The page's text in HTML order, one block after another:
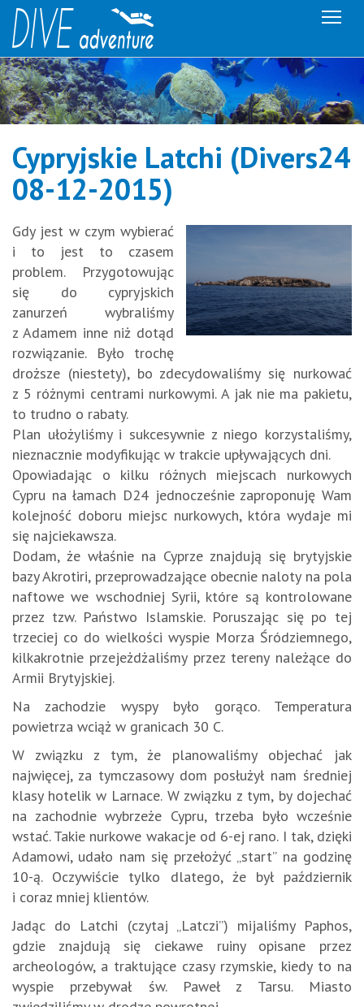
Cypryjskie Latchi (Divers24
08-12-2015)
Gdy jest w czym wybierać
i to jest to czasem
problem. Przygotowując
się do cypryjskich
zanurzeń wybraliśmy
z Adamem inne niż dotąd
rozwiązanie. Było trochę
droższe (niestety), bo zdecydowaliśmy się nurkować
z 5 różnymi centrami nurkowymi. A jak nie ma pakietu,
to trudno o rabaty.
Plan ułożyliśmy i sukcesywnie z niego korzystaliśmy,
nieznacznie modyfikując w trakcie upływających dni.
Opowiadając o kilku różnych miejscach nurkowych
Cypru na łamach D24 jednocześnie zaproponuję Wam
kolejność doboru miejsc nurkowych, która wydaje mi
się najciekawsza.
Dodam, że właśnie na Cyprze znajdują się brytyjskie
bazy Akrotiri, przeprowadzające obecnie naloty na pola
naftowe we wschodniej Syrii, które są kontrolowane
przez tzw. Państwo Islamskie. Poruszając się po tej
trzeciej co do wielkości wyspie Morza Śródziemnego,
kilkakrotnie przejeżdżaliśmy przez tereny należące do
Armii Brytyjskiej.
Na zachodzie wyspy było gorąco. Temperatura
powietrza wciąż w granicach 30 C.
W związku z tym, że planowaliśmy objechać jak
najwięcej, za tymczasowy dom posłużył nam średniej
klasy hotelik w Larnace. W związku z tym, by dojechać
na zachodnie wybrzeże Cypru, trzeba było wcześnie
wstać. Takie nurkowe wakacje od 6-ej rano. I tak, dzięki
Adamowi, udało nam się przełożyć „start” na godzinę
10-ą. Oczywiście tylko dlatego, że był październik
i coraz mniej klientów.
Jadąc do Latchi (czytaj „Latczi”) mijaliśmy Paphos,
gdzie znajdują się ciekawe ruiny opisane przez
archeologów, a traktujące czasy rzymskie, kiedy to na
wyspie przebywał św. Paweł z Tarsu. Miasto